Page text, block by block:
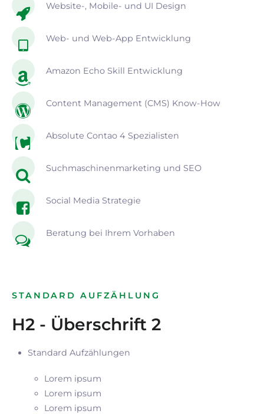
Website-, Mobile- und UI Design
Web- und Web-App Entwicklung
Amazon Echo Skill Entwicklung
Content Management (CMS) Know-How
Absolute Contao 4 Spezialisten
Suchmaschinenmarketing und SEO
Social Media Strategie
Beratung bei Ihrem Vorhaben
STANDARD AUFZÄHLUNG
H2 - Überschrift 2
Standard Aufzählungen
Lorem ipsum
Lorem ipsum
Lorem ipsum